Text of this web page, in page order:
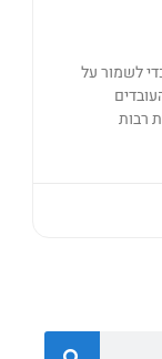
לשמור על
רבות